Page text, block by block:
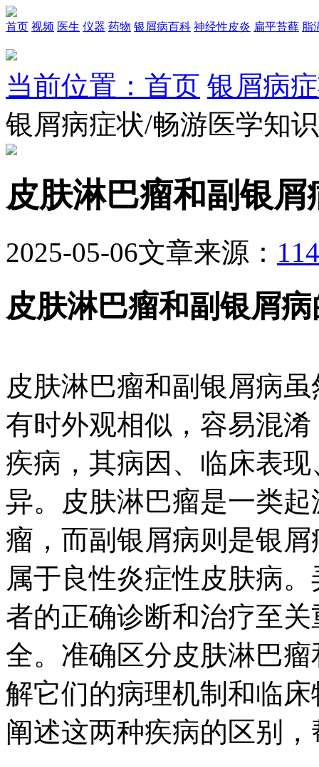
首页 视频 医生 仪器 药物 银屑病百科 神经性皮炎 扁平苔藓 脂
当前位置：首页 银屑病
银屑病症状/畅游医学知
皮肤淋巴瘤和副银屑
2025-05-06文章来源：
皮肤淋巴瘤和副银屑
皮肤淋巴瘤和副银屑病
有时外观相似，容易混
疾病，其病因、临床表
异。皮肤淋巴瘤是一类
瘤，而副银屑病则是银
属于良性炎症性皮肤病
者的正确诊断和治疗至
全。准确区分皮肤淋巴
解它们的病理机制和临
阐述这两种疾病的区别